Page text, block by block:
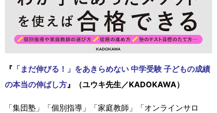
『 「まだ伸びる！」をあきらめない 中学受験 子どもの成績
の本当の伸ばし方 』（ユウキ先生／KADOKAWA）
「集団塾」「個別指導」「家庭教師」「オンラインサロ